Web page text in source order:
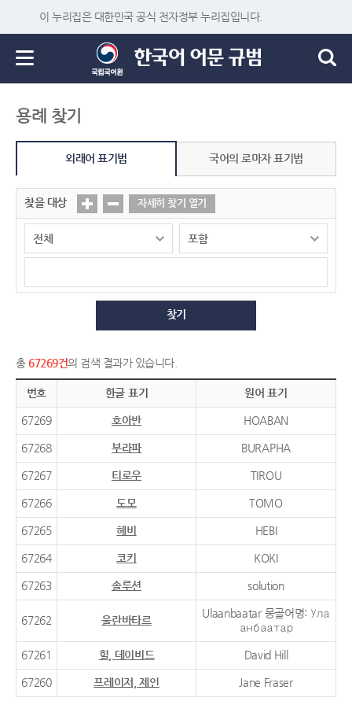
이 누리집은 대한민국 공식 전자정부 누리집입니다.
용례 찾기
외래어 표기법 국어의 로마자 표기법
찾을 대상 자세히 찾기 열기
찾기
총 67269건의 검색 결과가 있습니다.
번호 한글 표기 원어 표기
67269 호아반 HOABAN
67268 부라파 BURAPHA
67267 티로우 TIROU
67266 도모 TOMO
67265 헤비 HEBI
67264 코키 KOKI
67263 솔루션 solution
67262 울란바타르
Ulaanbaatar 몽골어명: Ула
анбаатар
67261 힐, 데이비드 David Hill
67260 프레이저, 제인 Jane Fraser